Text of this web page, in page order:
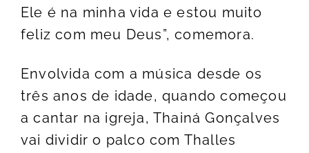
Ele é na minha vida e estou muito
feliz com meu Deus”, comemora.
Envolvida com a música desde os
três anos de idade, quando começou
a cantar na igreja, Thainá Gonçalves
vai dividir o palco com Thalles